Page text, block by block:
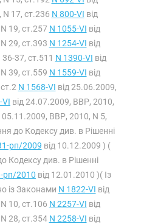
17, ст.236 N 800-VI від
19, ст.257 N 1055-VI від
29, ст.393 N 1254-VI від
37, ст.511 N 1390-VI від
39, ст.559 N 1559-VI від
N 1568-VI від 25.06.2009,
VI від 24.07.2009, ВВР, 2010,
05.11.2009, ВВР, 2010, N 5,
до Кодексу див. в Рішенні
рп/2009 від 10.12.2009 ) (
Кодексу див. в Рішенні
рп/2010 від 12.01.2010 )( Із
із Законами N 1822-VI від
10, ст.106 N 2257-VI від
28, ст.354 N 2258-VI від